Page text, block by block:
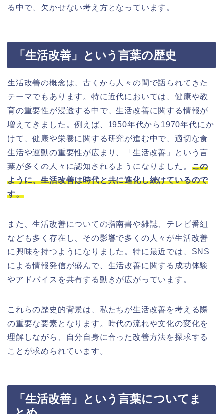
る中で、欠かせない考え方となっています。
「生活改善」という言葉の歴史
生活改善の概念は、古くから人々の間で語られてきた
テーマでもあります。特に近代においては、健康や教
育の重要性が浸透する中で、生活改善に関する情報が
増えてきました。例えば、1950年代から1970年代にか
けて、健康や栄養に関する研究が進む中で、適切な食
生活や運動の重要性が広まり、「生活改善」という言
葉が多くの人々に認知されるようになりました。 この
ように、生活改善は時代と共に進化し続けているので
す。
また、生活改善についての指南書や雑誌、テレビ番組
なども多く存在し、その影響で多くの人々が生活改善
に興味を持つようになりました。特に最近では、SNS
による情報発信が盛んで、生活改善に関する成功体験
やアドバイスを共有する動きが広がっています。
これらの歴史的背景は、私たちが生活改善を考える際
の重要な要素となります。時代の流れや文化の変化を
理解しながら、自分自身に合った改善方法を探求する
ことが求められています。
「生活改善」という言葉についてま